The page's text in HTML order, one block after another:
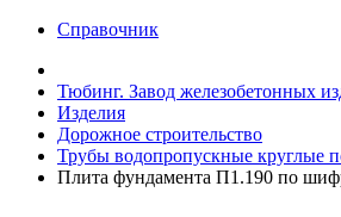
Справочник
Тюбинг. Завод железобетонных
Изделия
Дорожное строительство
Трубы водопропускные круглые
Плита фундамента П1.190 по